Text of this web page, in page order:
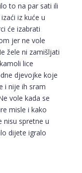
to na par sati ili
iz kuće u
će izabrati
jer ne vole
žele ni zamišljati
lice
djevojke koje
i nije ih sram
vole kada se
misle i kako
nisu spretne u
dijete igralo